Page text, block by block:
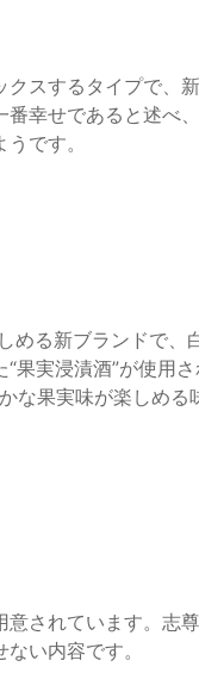
スするタイプで、
幸せであると述べ
です。
る新ブランドで、
果実浸漬酒”が使用
な果実味が楽しめる
されています。志
い内容です。